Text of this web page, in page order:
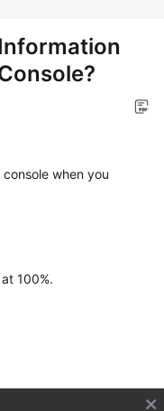
when you
100%.